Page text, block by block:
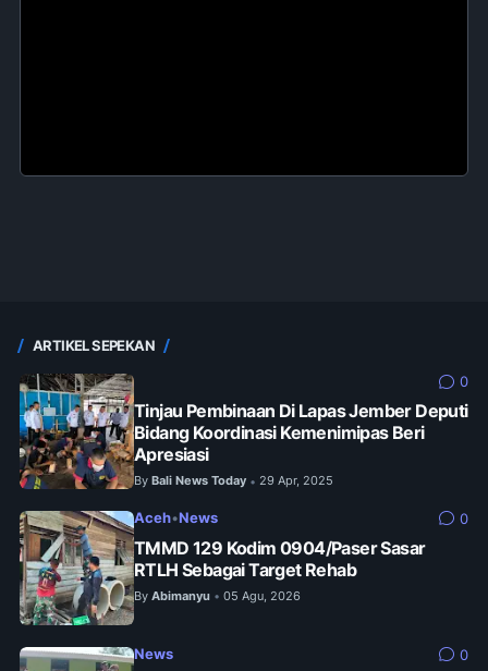
ARTIKEL SEPEKAN
0
Tinjau Pembinaan Di Lapas Jember Deputi
Bidang Koordinasi Kemenimipas Beri
Apresiasi
By Bali News Today • 29 Apr, 2025
Aceh•News 0
TMMD 129 Kodim 0904/Paser Sasar
RTLH Sebagai Target Rehab
By Abimanyu • 05 Agu, 2026
News 0